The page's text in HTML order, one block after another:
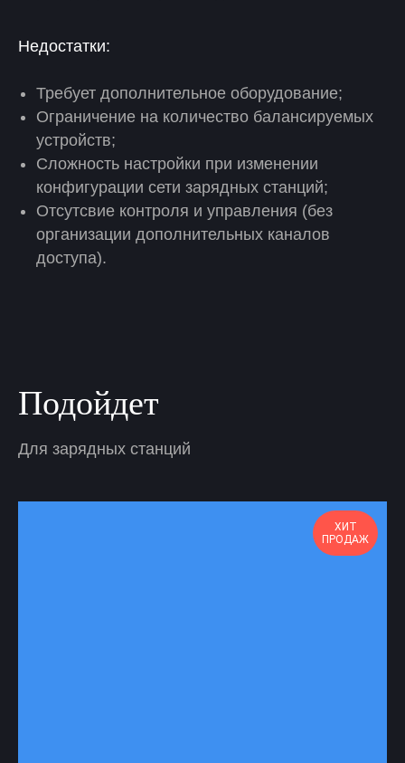
Недостатки:
Требует дополнительное оборудование;
Ограничение на количество балансируемых
устройств;
Сложность настройки при изменении
конфигурации сети зарядных станций;
Отсутсвие контроля и управления (без
организации дополнительных каналов
доступа).
Подойдет
Для зарядных станций
ХИТ
ПРОДАЖ